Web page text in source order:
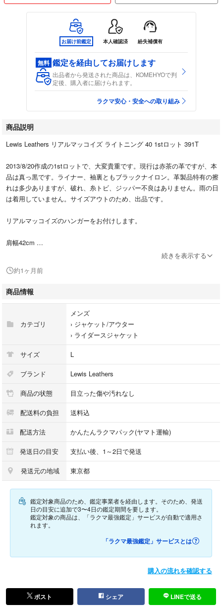
お届け前鑑定 本人確認済 紛失補償有
無料 鑑定を経由してお届けします
出品者から発送された商品は、KOMEHYOで判
定後、購入者に届けられます。
ラクマ安心・安全への取り組み
商品説明
Lewis Leathers リアルマッコイズ ライトニング 40 1stロット 391T
2013/8/20作成の1stロットで、大変貴重です。現行は赤茶の革ですが、本
品は真っ黒です。ライナー、袖裏ともブラックナイロン。革製品特有の擦
れは多少ありますが、破れ、糸トビ、ジッパー不良はありません。雨の日
は着用していません。サイズアウトのため、出品です。
リアルマッコイズのハンガーをお付けします。
肩幅42cm
袖丈65cm
- ブランド: Lewis Leathers
- スタイル: ダブルライダース
- 素材: 鹿革
#LewisLeathers #realmacoys
続きを表示する
約1ヶ月前
商品情報
カテゴリ
メンズ
› ジャケット/アウター
› ライダースジャケット
サイズ L
ブランド Lewis Leathers
商品の状態 目立った傷や汚れなし
配送料の負担 送料込
配送方法 かんたんラクマパック(ヤマト運輸)
発送日の目安 支払い後、1～2日で発送
発送元の地域 東京都
鑑定対象商品のため、鑑定事業者を経由します。そのため、発送
日の目安に追加で3〜4日の鑑定期間を要します。
鑑定対象の商品は、「ラクマ最強鑑定」サービスが自動で適用さ
れます。
「ラクマ最強鑑定」サービスとは
購入の流れを確認する
ポスト シェア LINEで送る